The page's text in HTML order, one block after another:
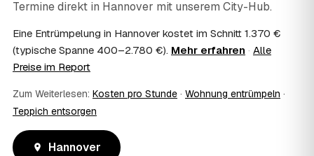
Kosten?
Im Einzelfall ist das möglich — etwa bei einer
Wohnungsauflösung im Rahmen von Sozialhilfe oder
einem vom Amt veranlassten Umzug. Wichtig: Den Antrag
stellen Sie vor Auftragserteilung beim zuständigen Amt
Zentrum vermittelt die Entrümpler, entscheidet aber nicht
über die Kostenübernahme.
08 Bekomme ich einen Entsorgungsnachweis?
Ja. Die Partner entsorgen über zugelassene Höfe und
Termine direkt in Hannover mit unserem City-Hub.
Eine Entrümpelung in Hannover kostet im Schnitt 1.370 €
(typische Spanne 400–2.780 €). Mehr erfahren · Alle
Preise im Report
Zum Weiterlesen: Kosten pro Stunde · Wohnung entrümpeln ·
Teppich entsorgen
Hannover